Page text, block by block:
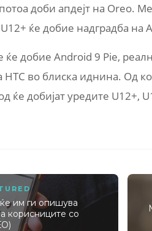
доби апдејт на Oreo.
ќе добие надградба на
ќе добие Android 9 Pie,
HTC во блиска иднина. Од
ќе добијат уредите U12+,
им ги опишува
корисниците со